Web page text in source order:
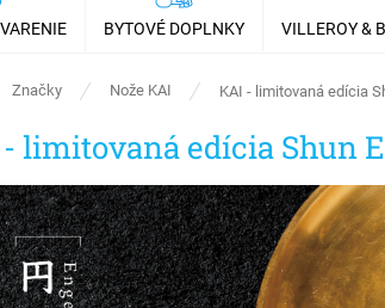
BYTOVÉ DOPLNKY VILLEROY &
Značky Nože KAI KAI - limitovaná edícia
limitovaná edícia Shun